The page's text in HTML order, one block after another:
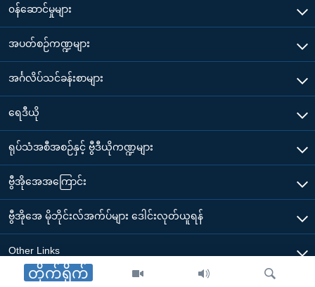
တိုက်ရိုက်
၀န်ဆောင်မှုများ
အပတ်စဉ်ကဏ္ဍများ
အင်္ဂလိပ်သင်ခန်းစာများ
ရေဒီယို
ရုပ်သံအစီအစဉ်နှင့် ဗွီဒီယိုကဏ္ဍများ
ဗွီအိုအေအကြောင်း
ဗွီအိုအေ မိုဘိုင်းလ်အက်ပ်များ ဒေါင်းလုတ်ယူရန်
Other Links